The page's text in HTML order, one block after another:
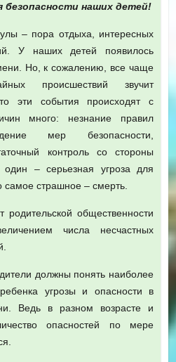
безопасности наших детей!
– пора отдыха, интересных
У наших детей появилось
Но, к сожалению, все чаще
происшествий звучит
эти события происходят с
много: незнание правил
мер безопасности,
контроль со стороны
один – серьезная угроза для
самое страшное – смерть.
родительской общественности
числа несчастных
должны понять наиболее
угрозы и опасности в
Ведь в разном возрасте и
опасностей по мере